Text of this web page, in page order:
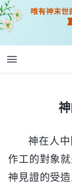
神在人
作工的對象
神見證的受